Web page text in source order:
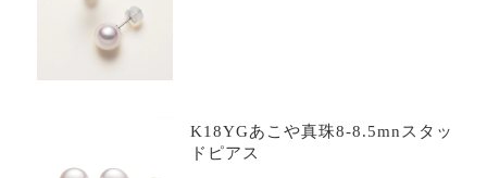
K18YGあこや真珠8-8.5mnスタッ
ドピアス